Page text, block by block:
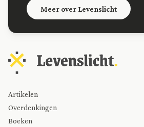
Meer over Levenslicht
Artikelen
Overdenkingen
Boeken